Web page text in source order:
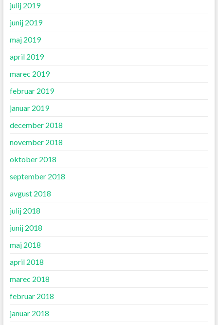
julij 2019
junij 2019
maj 2019
april 2019
marec 2019
februar 2019
januar 2019
december 2018
november 2018
oktober 2018
september 2018
avgust 2018
julij 2018
junij 2018
maj 2018
april 2018
marec 2018
februar 2018
januar 2018